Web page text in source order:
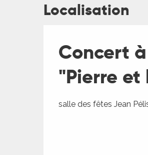
Localisation
Concert
"Pierre et
salle des fêtes Jean